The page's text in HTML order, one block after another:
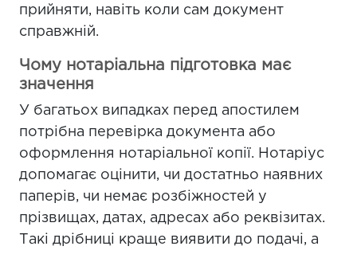
прийняти, навіть коли сам документ
справжній.
Чому нотаріальна підготовка має
значення
У багатьох випадках перед апостилем
потрібна перевірка документа або
оформлення нотаріальної копії. Нотаріус
допомагає оцінити, чи достатньо наявних
паперів, чи немає розбіжностей у
прізвищах, датах, адресах або реквізитах.
Такі дрібниці краще виявити до подачі, а